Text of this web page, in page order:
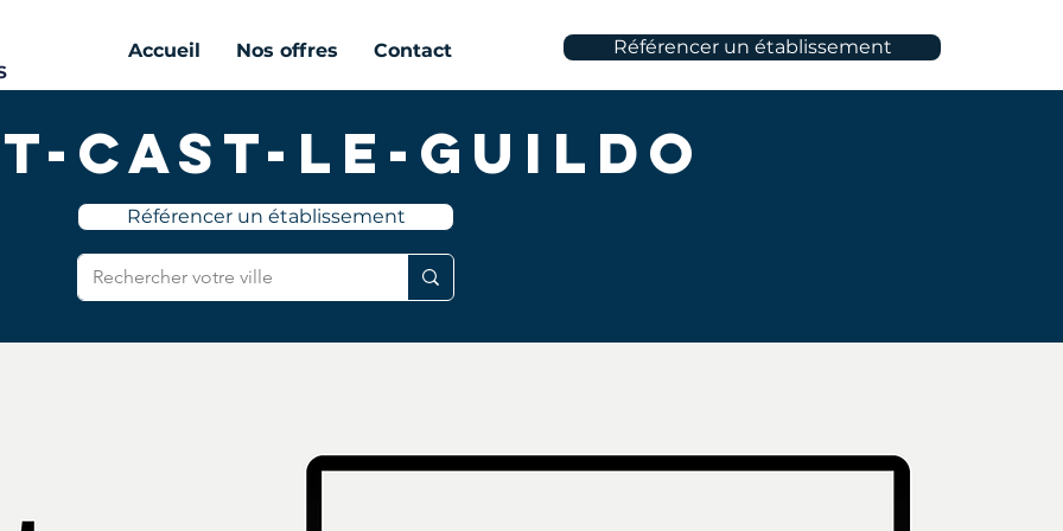
Référencer un établissement
Accueil Nos offres Contact
Cast-le-Guildo
Référencer un établissement